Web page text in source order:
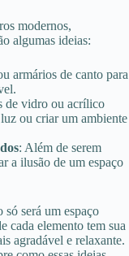
modernos,
algumas ideias:
armários de canto para
de vidro ou acrílico
ou criar um ambiente
: Além de serem
a ilusão de um espaço
só será um espaço
cada elemento tem sua
agradável e relaxante.